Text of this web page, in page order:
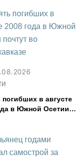
погибших в августе
в Южной Осетии